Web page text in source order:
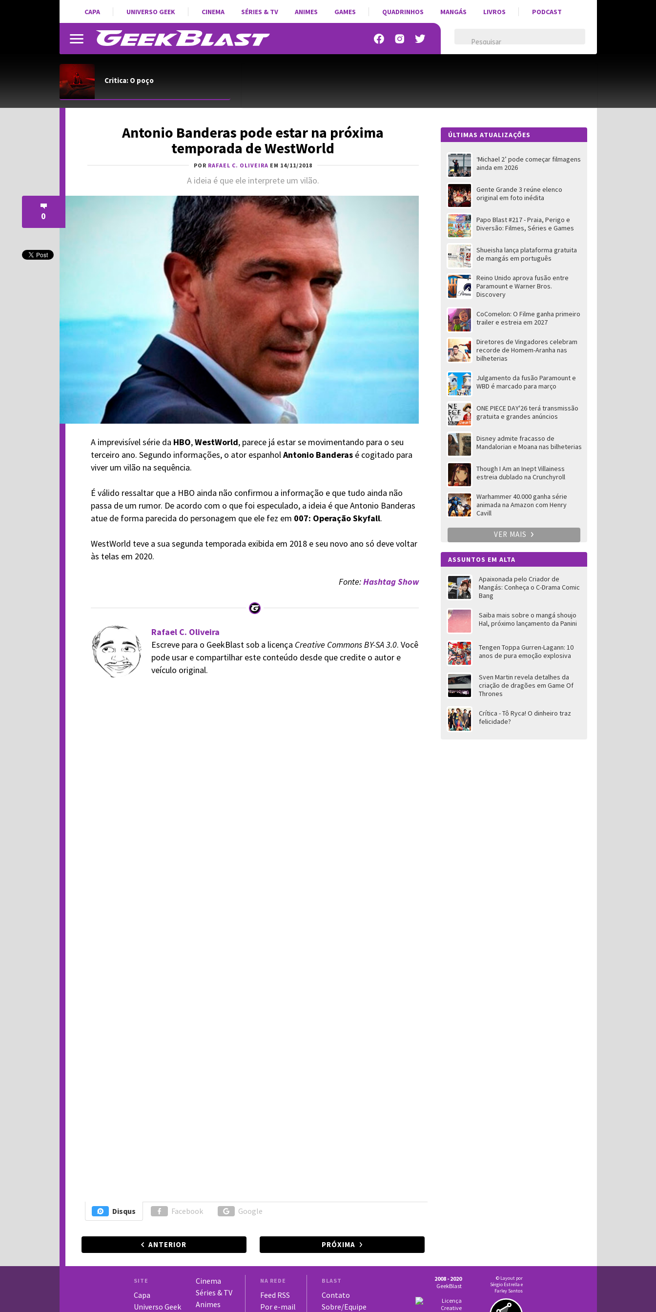
CAPA UNIVERSO GEEK CINEMA SÉRIES & TV ANIMES GAMES QUADRINHOS MANGÁS LIVROS PODCAST
Critica: O poço
Antonio Banderas pode estar na próxima
temporada de WestWorld
POR RAFAEL C. OLIVEIRA EM 14/11/2018
A ideia é que ele interprete um vilão.
A imprevisível série da HBO,WestWorld, parece já estar se movimentando para o seu
terceiro ano. Segundo informações, o ator espanholAntonio Banderasé cogitado para
viver um vilão na sequência.
É válido ressaltar que a HBO ainda não confirmou a informação e que tudo ainda não
passa de um rumor. De acordo com o que foi especulado, a ideia é que Antonio Banderas
atue de forma parecida do personagem que ele fez em 007: Operação Skyfall.
WestWorld teve a sua segunda temporada exibida em 2018 e seu novo ano só deve voltar
às telas em 2020.
Fonte:Hashtag Show
0
Rafael C. Oliveira
Escreve para o GeekBlast sob a licença Creative Commons BY-SA 3.0. Você
pode usar e compartilhar este conteúdo desde que credite o autor e
veículo original.
Disqus Facebook Google
ANTERIOR PRÓXIMA
ÚLTIMAS ATUALIZAÇÕES
‘Michael 2’ pode começar filmagens
ainda em 2026
Gente Grande 3 reúne elenco
original em foto inédita
Papo Blast #217 - Praia, Perigo e
Diversão: Filmes, Séries e Games
Shueisha lança plataforma gratuita
de mangás em português
Reino Unido aprova fusão entre
Paramount e Warner Bros.
Discovery
CoComelon: O Filme ganha primeiro
trailer e estreia em 2027
Diretores de Vingadores celebram
recorde de Homem-Aranha nas
bilheterias
Julgamento da fusão Paramount e
WBD é marcado para março
ONE PIECE DAY'26 terá transmissão
gratuita e grandes anúncios
Disney admite fracasso de
Mandalorian e Moana nas bilheterias
Though I Am an Inept Villainess
estreia dublado na Crunchyroll
Warhammer 40.000 ganha série
animada na Amazon com Henry
Cavill
VER MAIS
ASSUNTOS EM ALTA
Apaixonada pelo Criador de
Mangás: Conheça o C-Drama Comic
Bang
Saiba mais sobre o mangá shoujo
Hal, próximo lançamento da Panini
Tengen Toppa Gurren-Lagann: 10
anos de pura emoção explosiva
Sven Martin revela detalhes da
criação de dragões em Game Of
Thrones
Crítica - Tô Ryca! O dinheiro traz
felicidade?
SITE
Capa
Universo Geek
Cinema
Séries & TV
Animes
NA REDE
Feed RSS
Por e-mail
BLAST
Contato
Sobre/Equipe
© Layout por
Sérgio Estrella e
Farley Santos
2008 - 2020
GeekBlast